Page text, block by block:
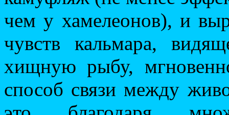
чем у хамелеонов), и
чувств кальмара,
хищную рыбу,
способ связи между